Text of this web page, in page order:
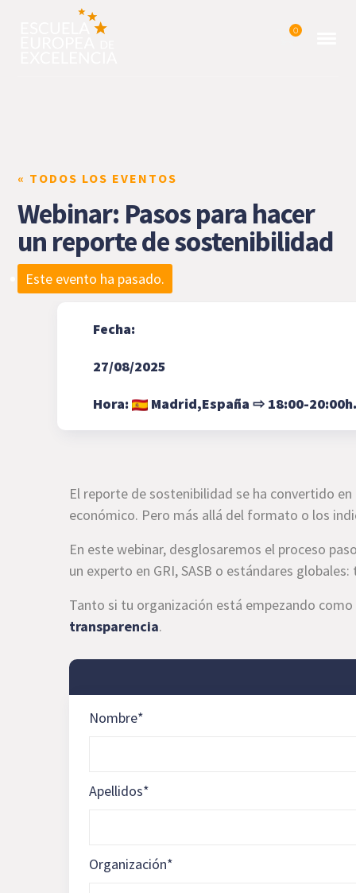
0
« TODOS LOS EVENTOS
Webinar: Pasos para hacer
un reporte de sostenibilidad
Este evento ha pasado.
Fecha:
27/08/2025
Hora: Madrid,España ⇨ 18:00-20:00h.
El reporte de sostenibilidad se ha convertido
económico. Pero más allá del formato o los
En este webinar, desglosaremos el proceso
un experto en GRI, SASB o estándares
Tanto si tu organización está empezando
transparencia.
Nombre*
Apellidos*
Organización*